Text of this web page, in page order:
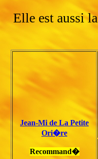
Elle est aussi
Jean-Mi de La Petite
Ori�re
Recommand�